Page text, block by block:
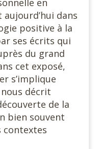
en
dans
positive à la
ses écrits qui
du grand
cet exposé,
s’implique
décrit
de la
bien souvent
contextes